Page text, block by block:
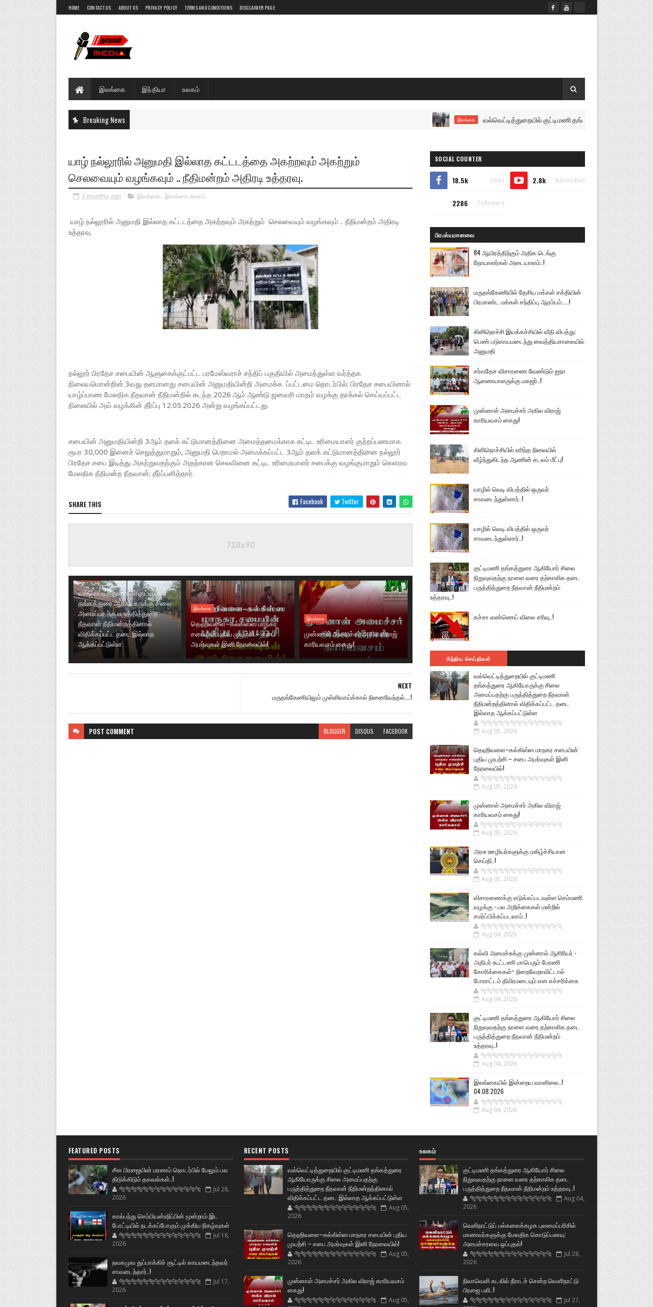
HOME CONTACT US ABOUT US PRIVACY POLICY TERMS AND CONDITIONS DISCLAIMER PAGE
இலங்கை இந்தியா உலகம்
Breaking News இலங்கை வல்வெட்டித்துறையில் குட்டிமணி தங்கத்துரை ஆகியோருக்கு
யாழ் நல்லூரில் அனுமதி இல்லாத கட்டடத்தை அகற்றவும் அகற்றும்
செலவையும் வழங்கவும் .. நீதிமன்றம் அதிரடி உத்தரவு.
3 months ago இலங்கை, இலங்கை.உலகம்
யாழ் நல்லூரில் அனுமதி இல்லாத கட்டடத்தை அகற்றவும் அகற்றும் செலவையும் வழங்கவும் .. நீதிமன்றம் அதிரடி
உத்தரவு.
நல்லூர் பிரதேச சபையின் ஆளுகைக்குட்பட்ட பரமேஸ்வராச் சந்திப் பகுதியில் அமைந்துள்ள வர்த்தக
நிலையமொன்றின் 3வது தளமானது சபையின் அனுமதியின்றி அமைக்க ப்பட்டமை தொடர்பில்; பிரதேச சபையினால்
யாழ்ப்பாண மேலதிக நீதவான் நீதிமன்றில் கடந்த 2026 ஆம் ஆண்டு ஜனவரி மாதம் வழக்கு தாக்கல் செய்யப்பட்ட
நிலையில் அவ் வழக்கின் தீர்ப்பு 12.05.2026 அன்று வழங்கப்பட்டது.
சபையின் அனுமதியின்றி 3ஆம் தளக் கட்டுமானத்தினை அமைத்தமைக்காக கட்டிட உரிமையாளர் குற்றப்பணமாக
ரூபா 30,000 இனைச் செலுத்துமாறும், அனுமதி பெறாமல் அமைக்கப்பட்ட 3ஆம் தளக் கட்டுமானத்தினை நல்லூர்
பிரதேச சபை இடித்து அகற்றுவதற்கும் அதற்கான செலவினை கட்டிட உரிமையாளர் சபைக்கு வழங்குமாறும் கௌரவ
மேலதிக நீதிமன்ற நீதவான்; தீர்ப்பளித்தார்.
SHARE THIS Facebook Twitter
இலங்கை
வல்வெட்டித்துறையில் குட்டிமணி
தங்கத்துரை ஆகியோருக்கு சிலை
அமைப்பதற்கு பருத்தித்துறை
நீதவான் நீதிமன்றத்தினால்
விதிக்கப்பட்ட தடை இல்லாத
ஆக்கப்பட்டுள்ள
இலங்கை
தெஹிவளை–கல்கிஸ்ஸ மாநகர
சபையின் புதிய முயற்சி – சபை
அமர்வுகள் இனி நேரலையில்!
இலங்கை
முன்னாள் அமைச்சர் அகில விராஜ்
காரியவசம் கைது!
NEXT
மருதங்கேணியிலும் முள்ளிவாய்க்கால் நினைவேந்தல்....!
POST COMMENT BLOGGER DISQUS FACEBOOK
SOCIAL COUNTER
18.5k Likes 2.8k Subscribes
2286 Followers
பிரபல்யமானவை
84 ஆயிரத்திற்கும் அதிக டெங்கு
நோயாளர்கள் அடையாளம்..!
மருதங்கேணியில் தேசிய மக்கள் சக்தியின்
பிரமாண்ட மக்கள் சந்திப்பு ஆரம்பம்.....!
கிளிநொச்சி இயக்கச்சியில் வீதி விபத்து:
பெண் படுகாயமடைந்து வைத்தியசாலையில்
அனுமதி
சர்வதேச விசாரணை வேண்டும் ஐநா
ஆணையாளருக்கு மகஜர்..!
முன்னாள் அமைச்சர் அகில விராஜ்
காரியவசம் கைது!
கிளிநொச்சியில் எரிந்த நிலையில்
வீழ்ந்துகிடந்த ஆணின் சடலம் மீட்பு!
யாழில் வெடி விபத்தில் ஒருவர்
சாவடைந்துள்ளார்..!
யாழில் வெடி விபத்தில் ஒருவர்
சாவடைந்துள்ளார்..!
குட்டிமணி தங்கத்துரை ஆகியோர் சிலை
நிறுவுவதற்கு நாளை வரை தற்காலிக தடை
பருத்தித்துறை நீதவான் நீதிமன்றம்
உத்தரவு..!
கச்சா எண்ணெய் விலை சரிவு..!
பிந்திய செய்திகள்
வல்வெட்டித்துறையில் குட்டிமணி
தங்கத்துரை ஆகியோருக்கு சிலை
அமைப்பதற்கு பருத்தித்துறை நீதவான்
நீதிமன்றத்தினால் விதிக்கப்பட்ட தடை
இல்லாத ஆக்கப்பட்டுள்ள
🐅🐅🐅🐅🐅🐅🐆🐆🐆🐆🐆🐆🐆🐆
Aug 05, 2026
தெஹிவளை–கல்கிஸ்ஸ மாநகர சபையின்
புதிய முயற்சி – சபை அமர்வுகள் இனி
நேரலையில்!
🐅🐅🐅🐅🐅🐅🐆🐆🐆🐆🐆🐆🐆🐆
Aug 05, 2026
முன்னாள் அமைச்சர் அகில விராஜ்
காரியவசம் கைது!
🐅🐅🐅🐅🐅🐅🐆🐆🐆🐆🐆🐆🐆🐆
Aug 05, 2026
அரசு ஊழியர்களுக்கு மகிழ்ச்சியான
செய்தி..!
🐅🐅🐅🐅🐅🐅🐆🐆🐆🐆🐆🐆🐆🐆
Aug 05, 2026
விசாரணைக்கு எடுக்கப்படவுள்ள செம்மணி
வழக்கு - பல அறிக்கைகள் மன்றில்
சமர்ப்பிக்கப்படலாம்..!
🐅🐅🐅🐅🐅🐅🐆🐆🐆🐆🐆🐆🐆🐆
Aug 04, 2026
கல்வி அமைச்சுக்கு முன்னால் ஆசிரியர் -
அதிபர் கூட்டணி மாபெரும் பேரணி
கோரிக்கைகள்~ நிறைவேறாவிட்டால்
போராட்டம் தீவிரமடையும் என எச்சரிக்கை
🐅🐅🐅🐅🐅🐅🐆🐆🐆🐆🐆🐆🐆🐆
Aug 04, 2026
குட்டிமணி தங்கத்துரை ஆகியோர் சிலை
நிறுவுவதற்கு நாளை வரை தற்காலிக தடை
பருத்தித்துறை நீதவான் நீதிமன்றம்
உத்தரவு..!
🐅🐅🐅🐅🐅🐅🐆🐆🐆🐆🐆🐆🐆🐆
Aug 04, 2026
இலங்கையில் இன்றைய வானிலை..!
04.08.2026
🐅🐅🐅🐅🐅🐅🐆🐆🐆🐆🐆🐆🐆🐆
Aug 04, 2026
FEATURED POSTS
சீன பிரஜையின் மரணம் தொடர்பில் மேலும் பல
திடுக்கிடும் தகவல்கள்..!
🐅🐅🐅🐅🐅🐅🐆🐆🐆🐆🐆🐆🐆🐆
Jul 28,
2026
கால்பந்து செம்பியன்ஷிப்பின் மூன்றாம் இட
போட்டியில் நடக்கப்போகும் முக்கிய நிகழ்வுகள்
🐅🐅🐅🐅🐅🐅🐆🐆🐆🐆🐆🐆🐆🐆
Jul 18,
2026
நவகமுவ துப்பாக்கிச் சூட்டில் காயமடைந்தவர்
சாவடைந்தார்..!
🐅🐅🐅🐅🐅🐅🐆🐆🐆🐆🐆🐆🐆🐆
Jul 17,
2026
RECENT POSTS
வல்வெட்டித்துறையில் குட்டிமணி தங்கத்துரை
ஆகியோருக்கு சிலை அமைப்பதற்கு
பருத்தித்துறை நீதவான் நீதிமன்றத்தினால்
விதிக்கப்பட்ட தடை இல்லாத ஆக்கப்பட்டுள்ள
🐅🐅🐅🐅🐅🐅🐆🐆🐆🐆🐆🐆🐆🐆
Aug 05,
2026
தெஹிவளை–கல்கிஸ்ஸ மாநகர சபையின் புதிய
முயற்சி – சபை அமர்வுகள் இனி நேரலையில்!
🐅🐅🐅🐅🐅🐅🐆🐆🐆🐆🐆🐆🐆🐆
Aug 05,
2026
முன்னாள் அமைச்சர் அகில விராஜ் காரியவசம்
கைது!
🐅🐅🐅🐅🐅🐅🐆🐆🐆🐆🐆🐆🐆🐆
Aug 05,
உலகம்
குட்டிமணி தங்கத்துரை ஆகியோர் சிலை
நிறுவுவதற்கு நாளை வரை தற்காலிக தடை
பருத்தித்துறை நீதவான் நீதிமன்றம் உத்தரவு..!
🐅🐅🐅🐅🐅🐅🐆🐆🐆🐆🐆🐆🐆🐆
Aug 04,
2026
வெளிநாட்டுப் பல்கலைக்கழக புலமைப்பரிசில்
மாணவர்களுக்கு மேலதிக கொடுப்பனவு:
அமைச்சரவை ஒப்புதல்!
🐅🐅🐅🐅🐅🐅🐆🐆🐆🐆🐆🐆🐆🐆
Jul 28,
2026
நிலாவெளி கடலில் நீராடச் சென்ற வௌிநாட்டு
பிரஜை பலி..!
🐅🐅🐅🐅🐅🐅🐆🐆🐆🐆🐆🐆🐆🐆
Jul 27,